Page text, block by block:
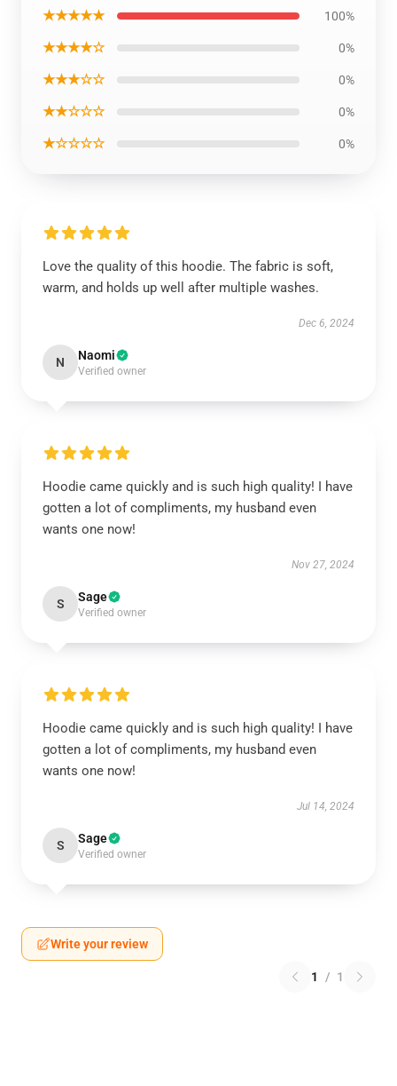
★★★★★ 100%
★★★★☆ 0%
★★★☆☆ 0%
★★☆☆☆ 0%
★☆☆☆☆ 0%
Love the quality of this hoodie. The fabric is soft,
warm, and holds up well after multiple washes.
Dec 6, 2024
N Naomi
Verified owner
Hoodie came quickly and is such high quality! I have
gotten a lot of compliments, my husband even
wants one now!
Nov 27, 2024
S Sage
Verified owner
Hoodie came quickly and is such high quality! I have
gotten a lot of compliments, my husband even
wants one now!
Jul 14, 2024
S Sage
Verified owner
Write your review
1 / 1